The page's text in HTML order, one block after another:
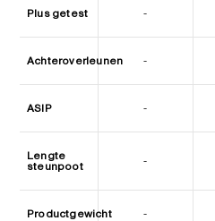
Plus getest -
Achteroverleunen -
ASIP -
Lengte
steunpoot
-
Productgewicht -